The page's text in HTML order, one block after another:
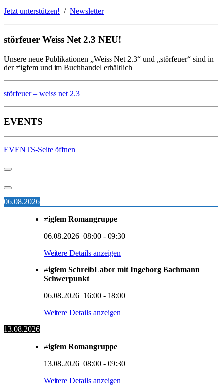
Jetzt unterstützen! / Newsletter
störfeuer Weiss Net 2.3 NEU!
Unsere neue Publikationen „Weiss Net 2.3“ und „störfeuer“ sind in
der ≠igfem und im Buchhandel erhältlich
störfeuer – weiss net 2.3
EVENTS
EVENTS-Seite öffnen
06.08.2026
≠igfem Romangruppe
06.08.2026 08:00 - 09:30
Weitere Details anzeigen
≠igfem SchreibLabor mit Ingeborg Bachmann
Schwerpunkt
06.08.2026 16:00 - 18:00
Weitere Details anzeigen
13.08.2026
≠igfem Romangruppe
13.08.2026 08:00 - 09:30
Weitere Details anzeigen